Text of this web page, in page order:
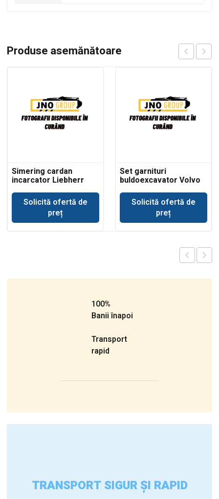
Produse asemănătoare
Simering cardan
incarcator Liebherr
Solicită ofertă de
preț
Set garnituri
buldoexcavator Volvo
cupa incarcare
Solicită ofertă de
preț
100%
Banii înapoi
Transport
rapid
TRANSPORT SIGUR ȘI RAPID